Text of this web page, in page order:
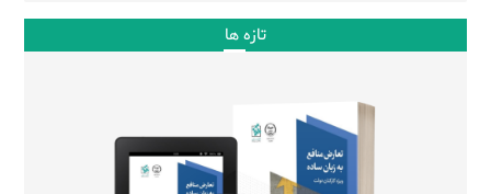
تازه ها